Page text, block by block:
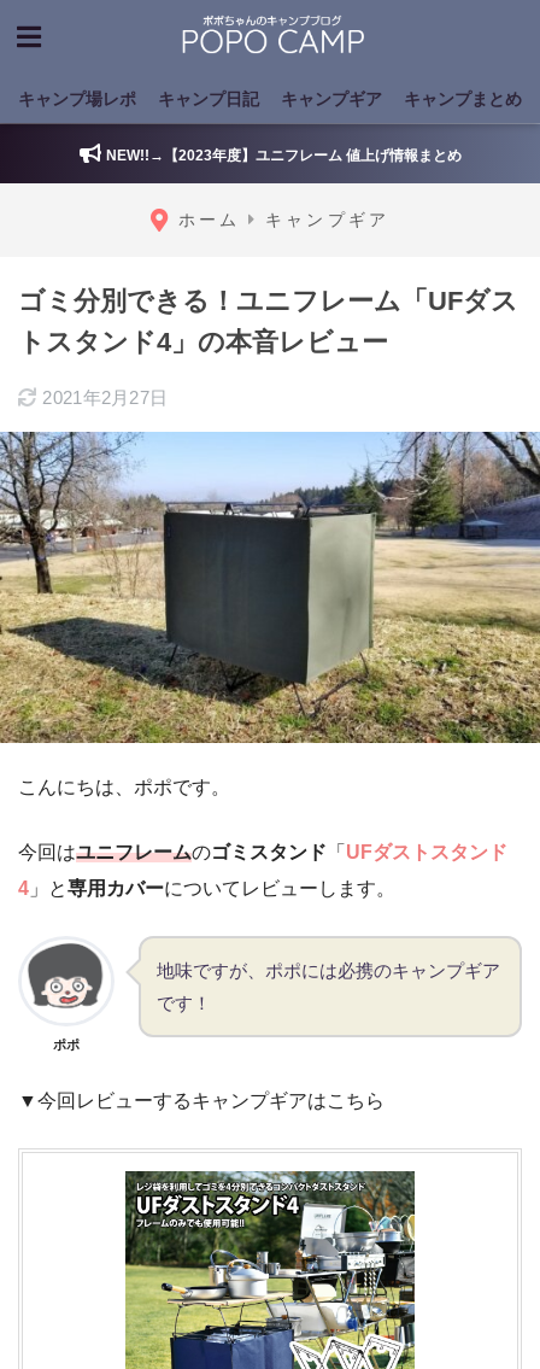
キャンプ場レポ キャンプ日記 キャンプギア キャンプまとめ
NEW!!→【2023年度】ユニフレーム 値上げ情報まとめ
ホーム キャンプギア
ゴミ分別できる！ユニフレーム「UFダス
トスタンド4」の本音レビュー
2021年2月27日
こんにちは、ポポです。
今回はユニフレームのゴミスタンド 「 UFダストスタンド
4 」と専用カバーについてレビューします。
ポポ
地味ですが、ポポには必携のキャンプギア
です！
▼今回レビューするキャンプギアはこちら